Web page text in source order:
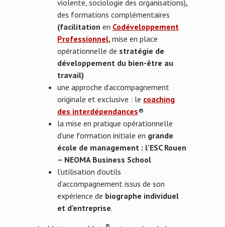
violente, sociologie des organisations),
des formations complémentaires
(facilitation en Codéveloppement
Professionnel, mise en place
opérationnelle de stratégie de
développement du bien-être au
travail)
une approche d’accompagnement
originale et exclusive : le coaching
des interdépendances®
la mise en pratique opérationnelle
d’une formation initiale en grande
école de management : l’ESC Rouen
– NEOMA Business School
l’utilisation d’outils
d’accompagnement issus de son
expérience de biographe individuel
et d’entreprise.